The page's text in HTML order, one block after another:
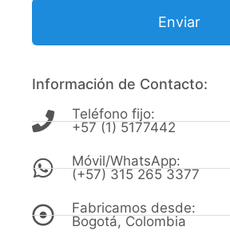
Enviar
Información de Contacto:
Teléfono fijo:
+57 (1) 5177442
Móvil/WhatsApp:
(+57) 315 265 3377
Fabricamos desde:
Bogotá, Colombia